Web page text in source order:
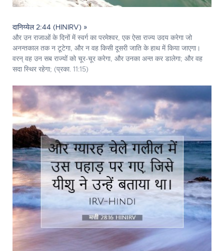
दानिय्येल 2:44 (HINIRV) »
और उन राजाओं के दिनों में स्वर्ग का परमेश्‍वर, एक ऐसा राज्य उदय करेगा जो
अनन्तकाल तक न टूटेगा, और न वह किसी दूसरी जाति के हाथ में किया जाएगा।
वरन् वह उन सब राज्यों को चूर-चूर करेगा, और उनका अन्त कर डालेगा; और वह
सदा स्थिर रहेगा; (प्रका. 11:15)